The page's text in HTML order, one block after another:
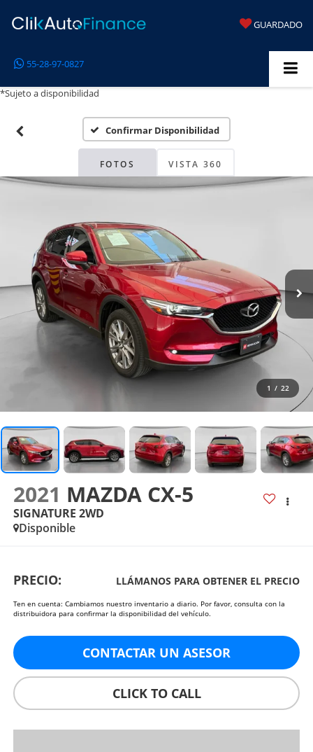
GUARDADO
55-28-97-0827
*Sujeto a disponibilidad
Confirmar Disponibilidad
FOTOS VISTA 360
1 / 22
2021 MAZDA CX-5
SIGNATURE 2WD
Disponible
PRECIO: LLÁMANOS PARA OBTENER EL PRECIO
Ten en cuenta: Cambiamos nuestro inventario a diario. Por favor, consulta con la
distribuidora para confirmar la disponibilidad del vehículo.
CONTACTAR UN ASESOR
CLICK TO CALL